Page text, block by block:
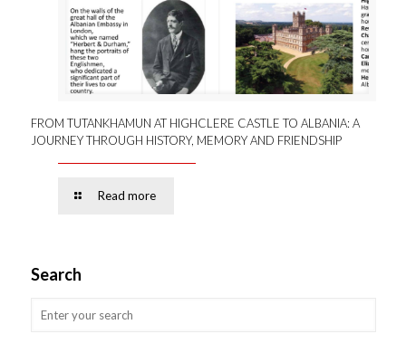
FROM TUTANKHAMUN AT HIGHCLERE CASTLE TO ALBANIA: A
JOURNEY THROUGH HISTORY, MEMORY AND FRIENDSHIP
Read more
Search